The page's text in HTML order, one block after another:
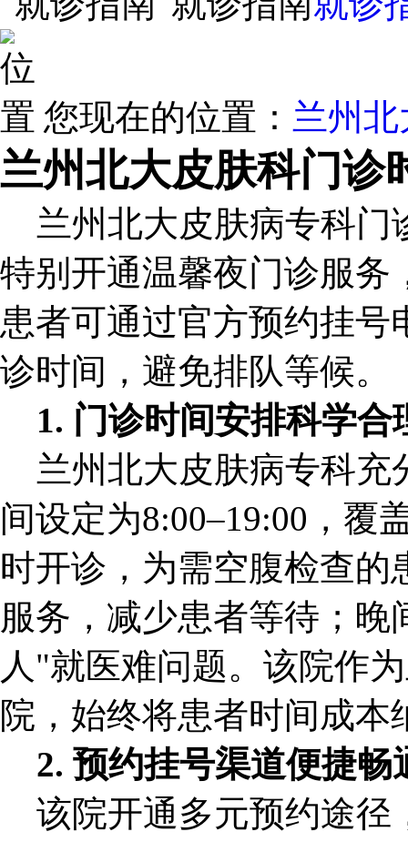
您现在的位置： 兰州
兰州北大皮肤科门诊
兰州北大皮肤病专科门
特别开通温馨夜门诊服务
患者可通过官方预约挂号
诊时间，避免排队等候。
1. 门诊时间安排科学合
兰州北大皮肤病专科充
间设定为8:00–19:00，覆
时开诊，为需空腹检查
服务，减少患者等待；晚
人"就医难问题。该院作
院，始终将患者时间成本
2. 预约挂号渠道便捷畅
该院开通多元预约途径